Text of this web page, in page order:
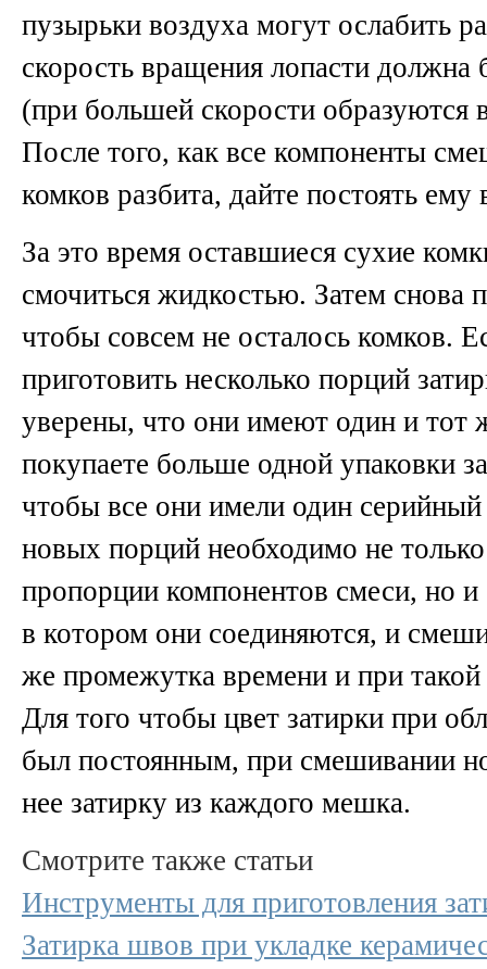
пузырьки воздуха могут ослабить
скорость вращения лопасти
(при большей скорости
После того, как все компоненты
комков разбита, дайте постоять ему
За это время оставшиеся сухие
смочиться жидкостью. Затем снова
чтобы совсем не осталось комков.
приготовить несколько порций
уверены, что они имеют один и тот
покупаете больше одной упаковки
чтобы все они имели один
новых порций необходимо не
пропорции компонентов смеси, но
в котором они соединяются, и
же промежутка времени и при
Для того чтобы цвет затирки при
был постоянным, при смешивании
нее затирку из каждого мешка.
Смотрите также статьи
Инструменты для приготовления
Затирка швов при укладке